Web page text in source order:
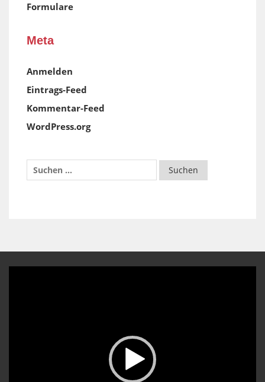
Formulare
Meta
Anmelden
Eintrags-Feed
Kommentar-Feed
WordPress.org